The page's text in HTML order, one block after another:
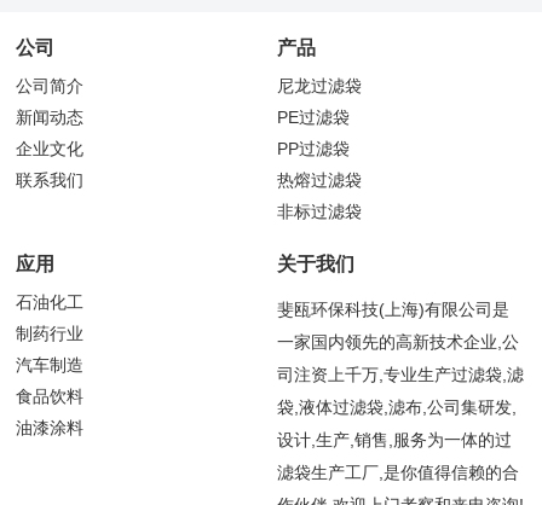
公司
公司简介
新闻动态
企业文化
联系我们
产品
尼龙过滤袋
PE过滤袋
PP过滤袋
热熔过滤袋
非标过滤袋
应用
石油化工
制药行业
汽车制造
食品饮料
油漆涂料
关于我们
斐瓯环保科技(上海)有限公司是
一家国内领先的高新技术企业,公
司注资上千万,专业生产过滤袋,滤
袋,液体过滤袋,滤布,公司集研发,
设计,生产,销售,服务为一体的过
滤袋生产工厂,是你值得信赖的合